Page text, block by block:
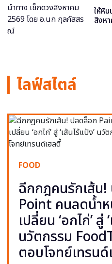
ให้หิ
สิงห
ไลฟ์สไตล์
FOOD
ฉีกกฎคนรักเส้น
Point คนลดน้ำห
เปลี่ยน ‘อกไก่’ สู่
นวัตกรรม
ตอบโจทย์เทรนด์